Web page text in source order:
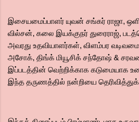
இசையமைப்பாளர் யுவன் சங்கர் ராஜா,
வில்சன், கலை இயக்குநர் துரைராஜ்,
அவரது உதவியாளர்கள், விளம்பர
அசோக், திங்க் மியூசிக் சந்தோஷ் &
இப்படத்தின் வெற்றிக்காக கடுமையாக
இந்த தருணத்தில் நன்றியை